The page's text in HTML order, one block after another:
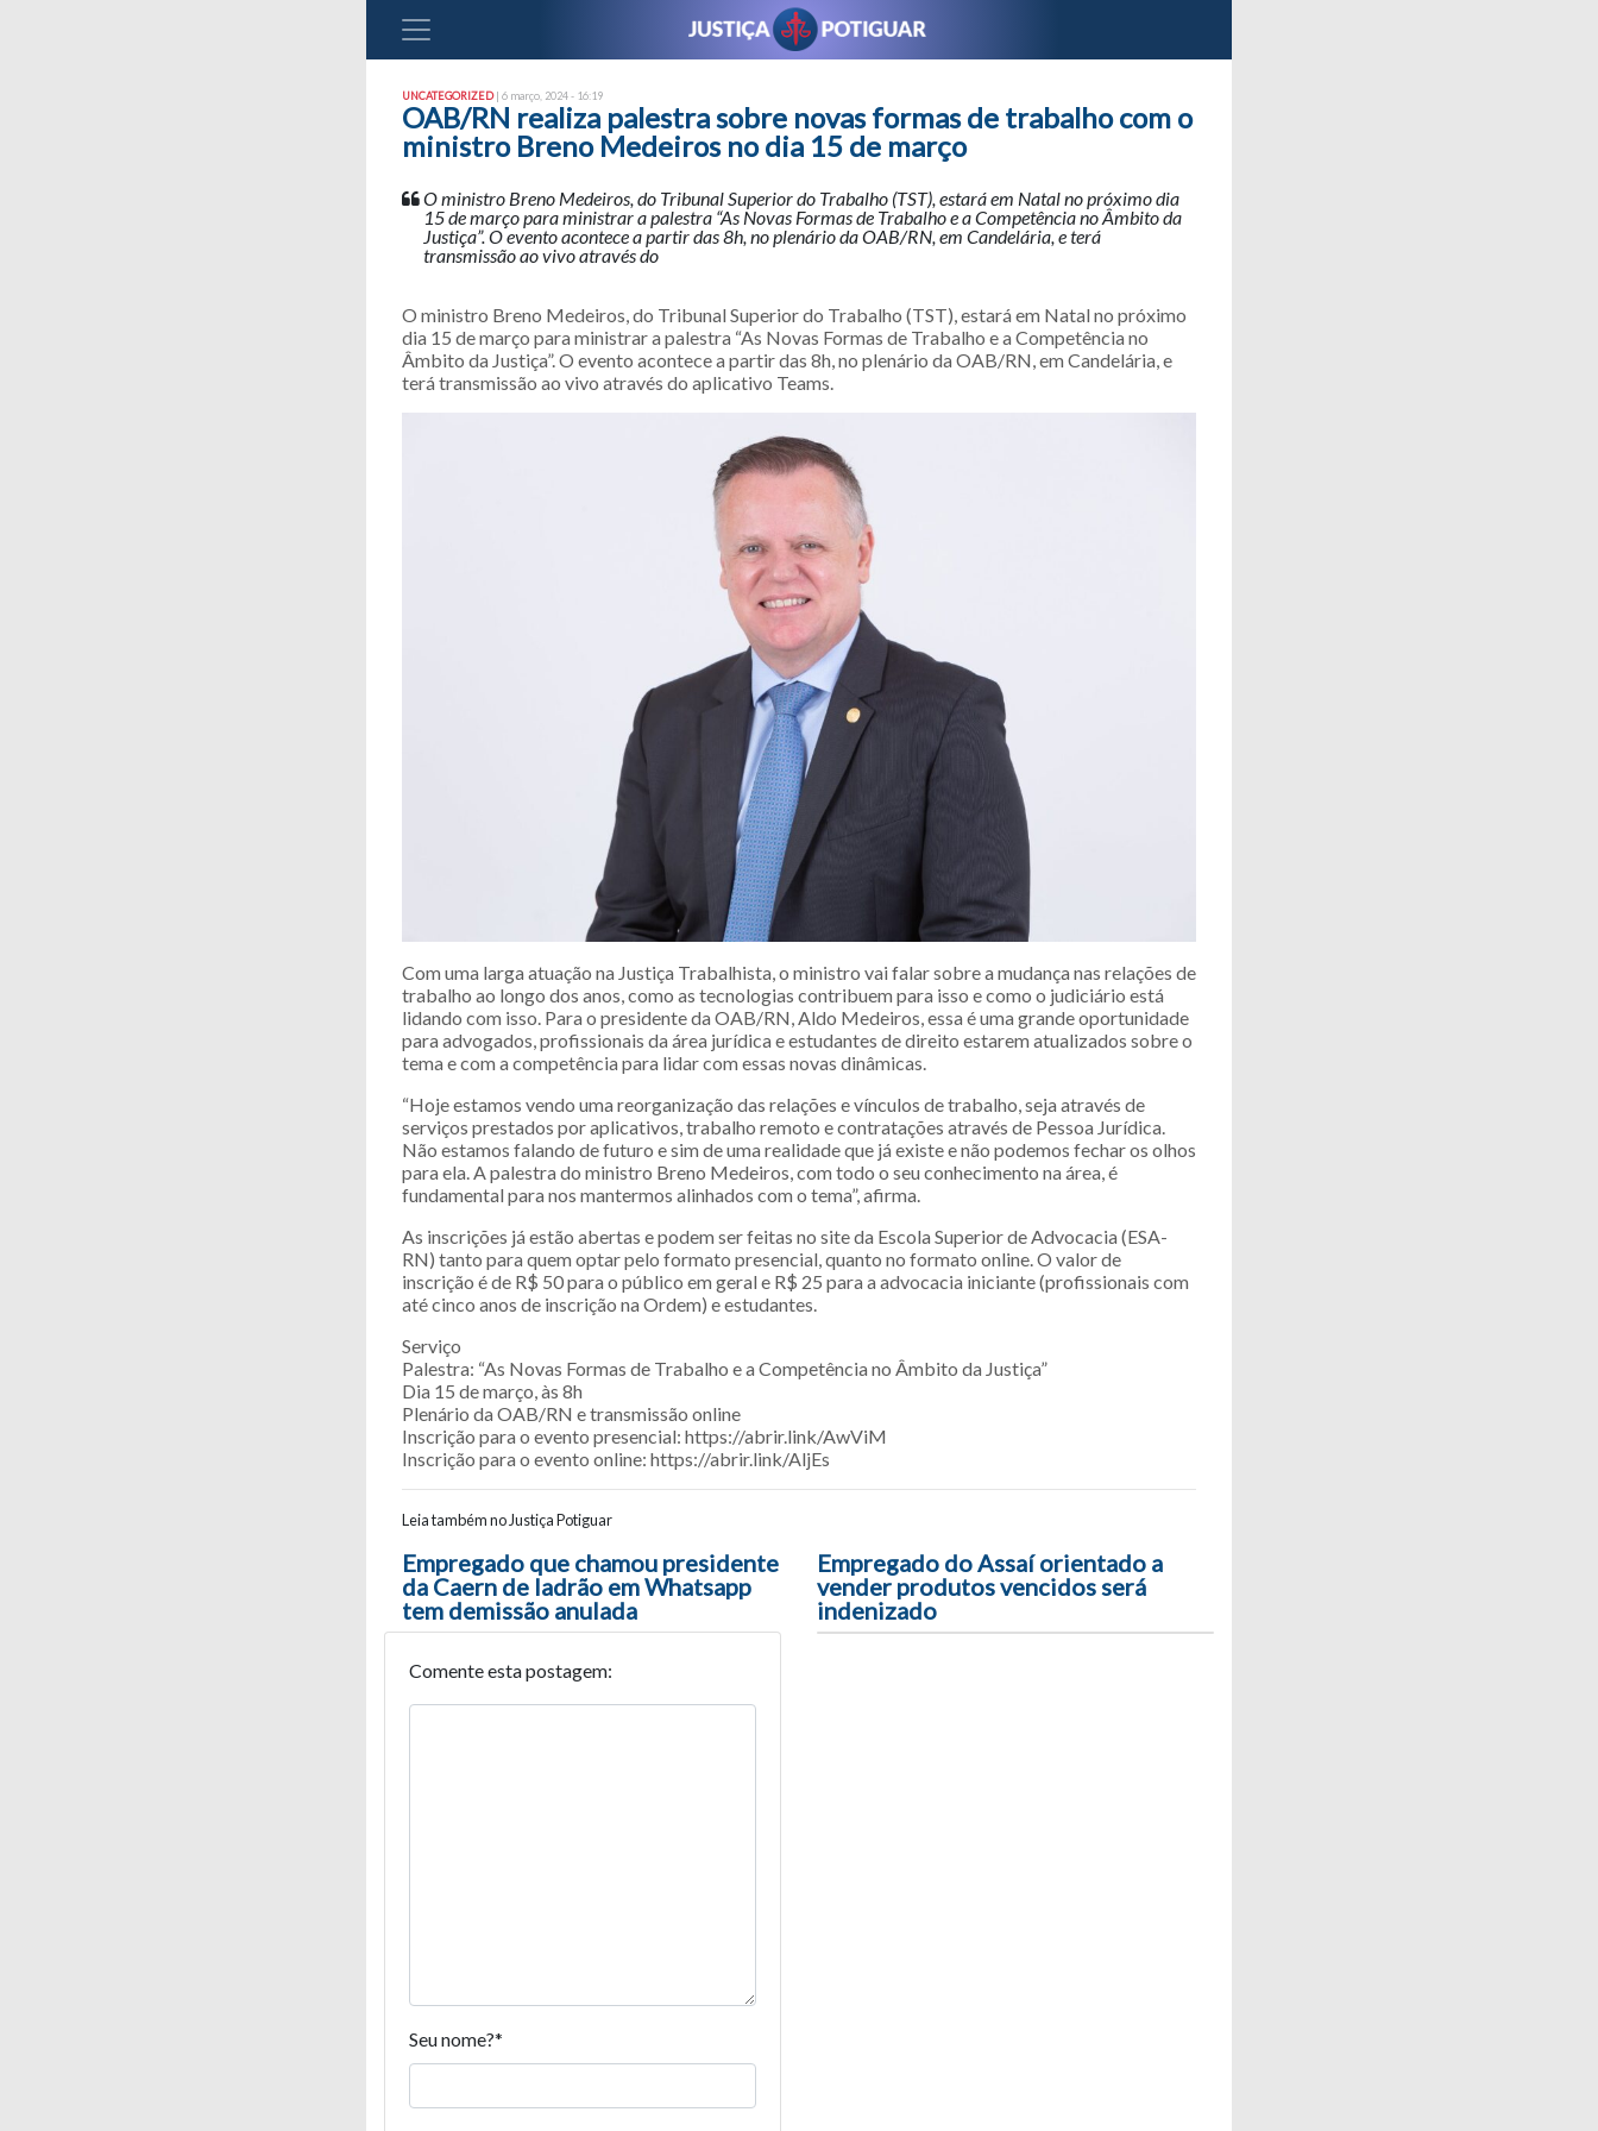
UNCATEGORIZED| 6 março, 2024 - 16:19
OAB/RN realiza palestra sobre novas formas de trabalho com o
ministro Breno Medeiros no dia 15 de março
O ministro Breno Medeiros, do Tribunal Superior do Trabalho (TST), estará em Natal no próximo dia
15 de março para ministrar a palestra “As Novas Formas de Trabalho e a Competência no Âmbito da
Justiça”. O evento acontece a partir das 8h, no plenário da OAB/RN, em Candelária, e terá
transmissão ao vivo através do
O ministro Breno Medeiros, do Tribunal Superior do Trabalho (TST), estará em Natal no próximo
dia 15 de março para ministrar a palestra “As Novas Formas de Trabalho e a Competência no
Âmbito da Justiça”. O evento acontece a partir das 8h, no plenário da OAB/RN, em Candelária, e
terá transmissão ao vivo através do aplicativo Teams.
Com uma larga atuação na Justiça Trabalhista, o ministro vai falar sobre a mudança nas relações de
trabalho ao longo dos anos, como as tecnologias contribuem para isso e como o judiciário está
lidando com isso. Para o presidente da OAB/RN, Aldo Medeiros, essa é uma grande oportunidade
para advogados, profissionais da área jurídica e estudantes de direito estarem atualizados sobre o
tema e com a competência para lidar com essas novas dinâmicas.
“Hoje estamos vendo uma reorganização das relações e vínculos de trabalho, seja através de
serviços prestados por aplicativos, trabalho remoto e contratações através de Pessoa Jurídica.
Não estamos falando de futuro e sim de uma realidade que já existe e não podemos fechar os olhos
para ela. A palestra do ministro Breno Medeiros, com todo o seu conhecimento na área, é
fundamental para nos mantermos alinhados com o tema”, afirma.
As inscrições já estão abertas e podem ser feitas no site da Escola Superior de Advocacia (ESA-
RN) tanto para quem optar pelo formato presencial, quanto no formato online. O valor de
inscrição é de R$ 50 para o público em geral e R$ 25 para a advocacia iniciante (profissionais com
até cinco anos de inscrição na Ordem) e estudantes.
Serviço
Palestra: “As Novas Formas de Trabalho e a Competência no Âmbito da Justiça”
Dia 15 de março, às 8h
Plenário da OAB/RN e transmissão online
Inscrição para o evento presencial: https://abrir.link/AwViM
Inscrição para o evento online: https://abrir.link/AljEs
Leia também no Justiça Potiguar
Navegação entre posts
Empregado que chamou presidente
da Caern de ladrão em Whatsapp
tem demissão anulada
Empregado do Assaí orientado a
vender produtos vencidos será
indenizado
Comente esta postagem:
Seu nome?*